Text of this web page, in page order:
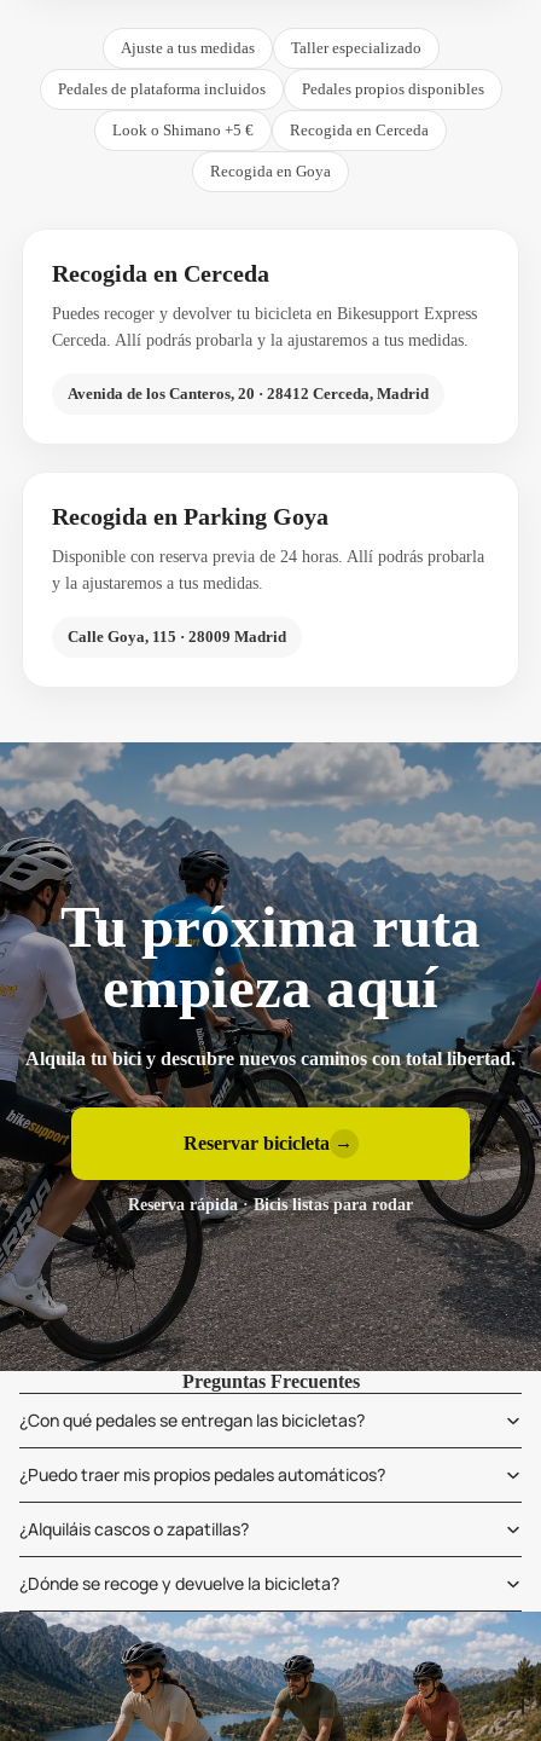
Ajuste a tus medidas Taller especializado
Pedales de plataforma incluidos Pedales propios disponibles
Look o Shimano +5 € Recogida en Cerceda
Recogida en Goya
Recogida en Cerceda
Puedes recoger y devolver tu bicicleta en Bikesupport Express
Cerceda. Allí podrás probarla y la ajustaremos a tus medidas.
Avenida de los Canteros, 20 · 28412 Cerceda, Madrid
Recogida en Parking Goya
Disponible con reserva previa de 24 horas. Allí podrás probarla
y la ajustaremos a tus medidas.
Calle Goya, 115 · 28009 Madrid
Tu próxima ruta
empieza aquí
Alquila tu bici y descubre nuevos caminos con total libertad.
Reservar bicicleta →
Reserva rápida · Bicis listas para rodar
Preguntas Frecuentes
¿Con qué pedales se entregan las bicicletas?
¿Puedo traer mis propios pedales automáticos?
¿Alquiláis cascos o zapatillas?
¿Dónde se recoge y devuelve la bicicleta?